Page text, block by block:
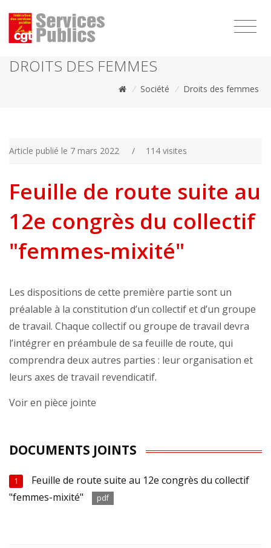
DROITS DES FEMMES
/ Société / Droits des femmes
Article publié le 7 mars 2022 / 114 visites
Feuille de route suite au
12e congrès du collectif
"femmes-mixité"
Les dispositions de cette première partie sont un
préalable à la constitution d’un collectif et d’un groupe
de travail. Chaque collectif ou groupe de travail devra
l’intégrer en préambule de sa feuille de route, qui
comprendra deux autres parties : leur organisation et
leurs axes de travail revendicatif.
Voir en pièce jointe
DOCUMENTS JOINTS
1
Feuille de route suite au 12e congrès du collectif
"femmes-mixité"
pdf